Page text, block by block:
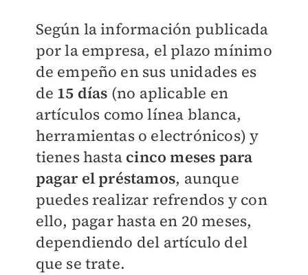
Según la información publicada
por la empresa, el plazo mínimo
de empeño en sus unidades es
de 15 días (no aplicable en
artículos como línea blanca,
herramientas o electrónicos) y
tienes hasta cinco meses para
pagar el préstamos, aunque
puedes realizar refrendos y con
ello, pagar hasta en 20 meses,
dependiendo del artículo del
que se trate.